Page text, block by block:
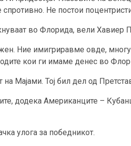
Не постои
во Флорида, вели Хавиер
Ние имигриравме овде,
кои ги имаме денес во
Мајами. Тој бил дел од
додека Американците –
улога за победникот.